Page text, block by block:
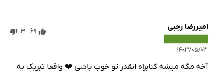
امیررضا رجبی
۱۴۰۳/۰۵/۰۳
69
3
آخه مگه میشه کتابراه انقدر تو خوب باشی ❤️ واقعا تبریک به